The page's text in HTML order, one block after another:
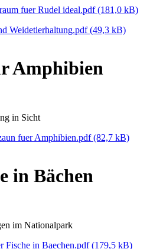
fuer Rudel ideal.pdf(181,0 kB)
Weidetierhaltung.pdf(49,3 kB)
Amphibien
in Sicht
fuer Amphibien.pdf(82,7 kB)
in Bächen
im Nationalpark
Fische in Baechen.pdf(179,5 kB)